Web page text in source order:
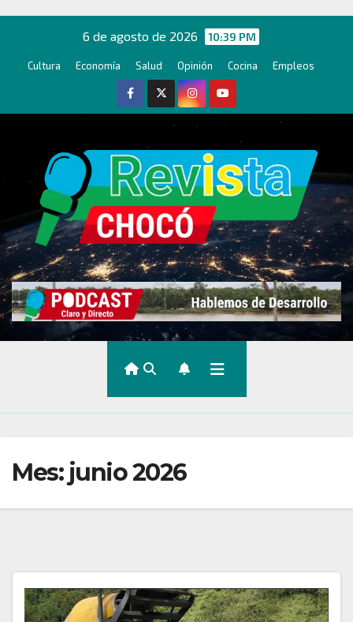
contenido
6 de agosto de 2026 10:39 PM
Cultura Economía Salud Opinión Cocina Empleos
Mes: junio 2026